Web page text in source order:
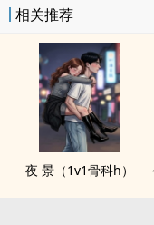
相关推荐
夜 景（1v1骨科h）